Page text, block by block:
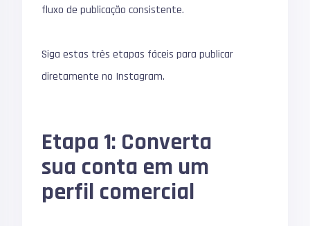
fluxo de publicação consistente.
Siga estas três etapas fáceis para publicar
diretamente no Instagram.
Etapa 1: Converta
sua conta em um
perfil comercial